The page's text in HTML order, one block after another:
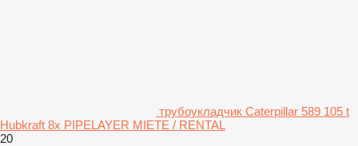
трубоукладчик Caterpillar 589 105 t
Hubkraft 8x PIPELAYER MIETE / RENTAL
20